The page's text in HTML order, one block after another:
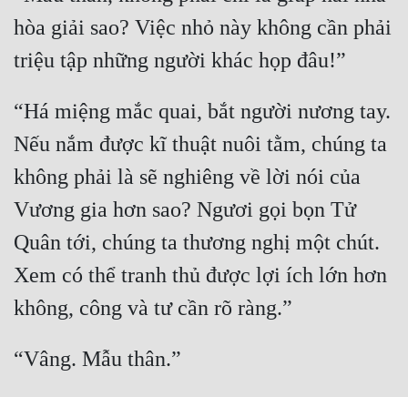
Đẹp Hiệp
Cơ Trí
Điềm Đạm
hòa giải sao? Việc nhỏ này không cần phải
“Há miệng mắc quai, bắt người nương tay.
Nếu nắm được kĩ thuật nuôi tằm, chúng ta
không phải là sẽ nghiêng về lời nói của
Vương gia hơn sao? Ngươi gọi bọn Tử
Quân tới, chúng ta thương nghị một chút.
Xem có thể tranh thủ được lợi ích lớn hơn